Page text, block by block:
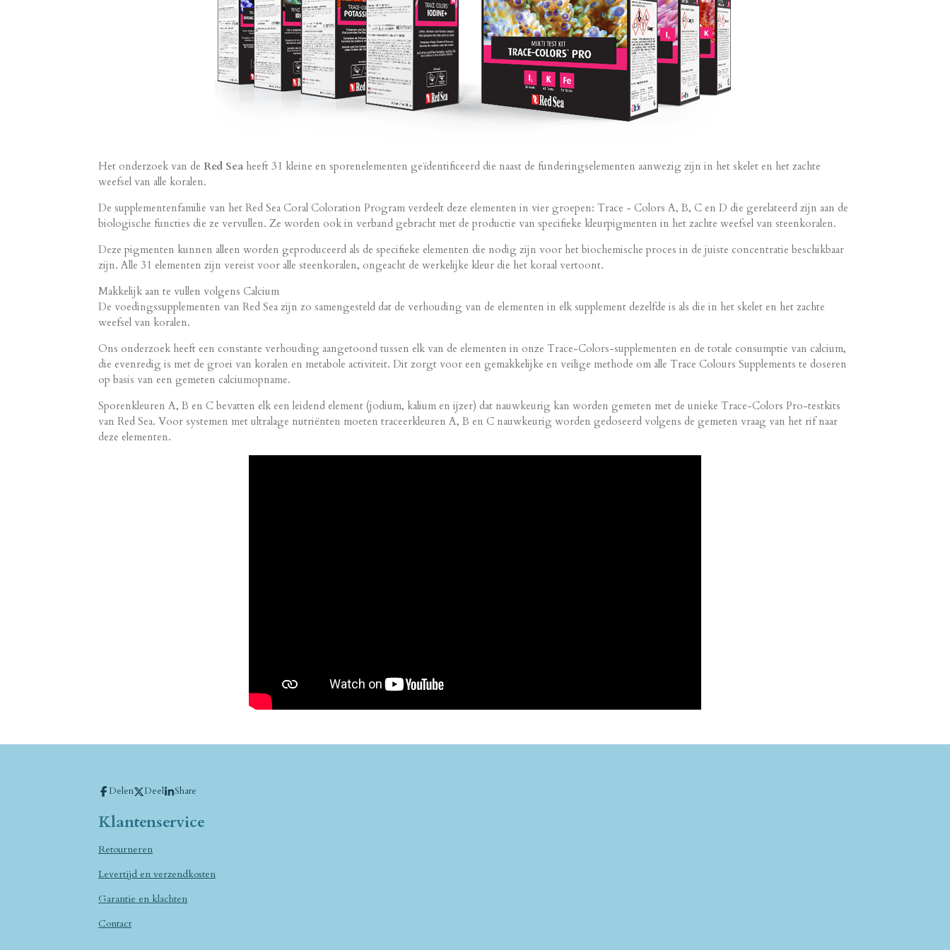
Het onderzoek van de Red Sea heeft 31 kleine en sporenelementen geïdentificeerd die naast de funderingselementen aanwezig zijn in het skelet en het zachte
weefsel van alle koralen.
De supplementenfamilie van het Red Sea Coral Coloration Program verdeelt deze elementen in vier groepen: Trace - Colors A, B, C en D die gerelateerd zijn aan de
biologische functies die ze vervullen. Ze worden ook in verband gebracht met de productie van specifieke kleurpigmenten in het zachte weefsel van steenkoralen.
Deze pigmenten kunnen alleen worden geproduceerd als de specifieke elementen die nodig zijn voor het biochemische proces in de juiste concentratie beschikbaar
zijn. Alle 31 elementen zijn vereist voor alle steenkoralen, ongeacht de werkelijke kleur die het koraal vertoont.
Makkelijk aan te vullen volgens Calcium
De voedingssupplementen van Red Sea zijn zo samengesteld dat de verhouding van de elementen in elk supplement dezelfde is als die in het skelet en het zachte
weefsel van koralen.
Ons onderzoek heeft een constante verhouding aangetoond tussen elk van de elementen in onze Trace-Colors-supplementen en de totale consumptie van calcium,
die evenredig is met de groei van koralen en metabole activiteit. Dit zorgt voor een gemakkelijke en veilige methode om alle Trace Colours Supplements te doseren
op basis van een gemeten calciumopname.
Sporenkleuren A, B en C bevatten elk een leidend element (jodium, kalium en ijzer) dat nauwkeurig kan worden gemeten met de unieke Trace-Colors Pro-testkits
van Red Sea. Voor systemen met ultralage nutriënten moeten traceerkleuren A, B en C nauwkeurig worden gedoseerd volgens de gemeten vraag van het rif naar
deze elementen.
Delen Deel Share
Klantenservice
Retourneren
Levertijd en verzendkosten
Garantie en klachten
Contact